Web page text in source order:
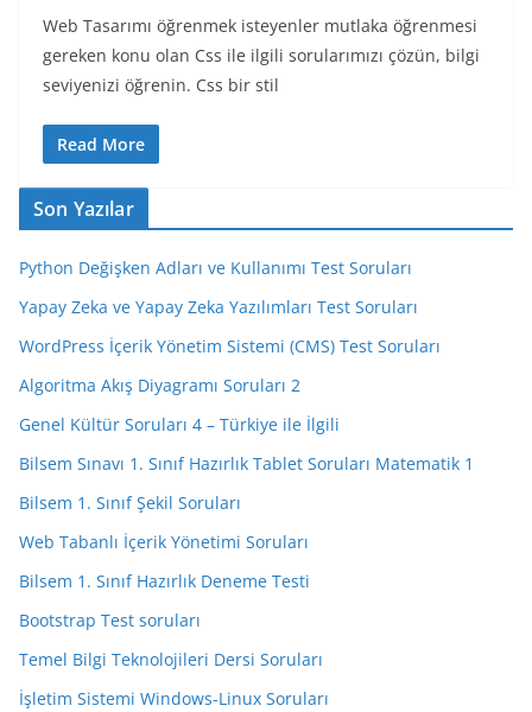
Web Tasarımı öğrenmek isteyenler mutlaka öğrenmesi
gereken konu olan Css ile ilgili sorularımızı çözün, bilgi
seviyenizi öğrenin. Css bir stil
Read More
Son Yazılar
Python Değişken Adları ve Kullanımı Test Soruları
Yapay Zeka ve Yapay Zeka Yazılımları Test Soruları
WordPress İçerik Yönetim Sistemi (CMS) Test Soruları
Algoritma Akış Diyagramı Soruları 2
Genel Kültür Soruları 4 – Türkiye ile İlgili
Bilsem Sınavı 1. Sınıf Hazırlık Tablet Soruları Matematik 1
Bilsem 1. Sınıf Şekil Soruları
Web Tabanlı İçerik Yönetimi Soruları
Bilsem 1. Sınıf Hazırlık Deneme Testi
Bootstrap Test soruları
Temel Bilgi Teknolojileri Dersi Soruları
İşletim Sistemi Windows-Linux Soruları